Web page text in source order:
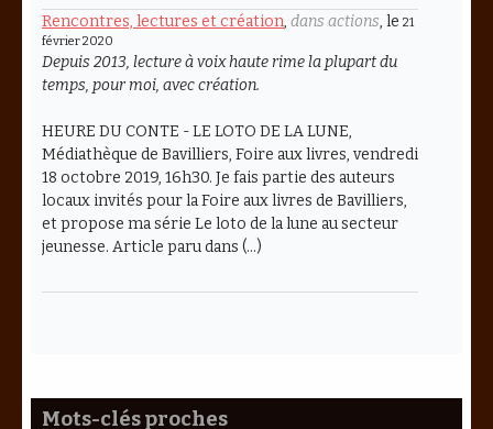
Rencontres, lectures et création, dans actions, le 21
février 2020
Depuis 2013, lecture à voix haute rime la plupart du
temps, pour moi, avec création.
HEURE DU CONTE - LE LOTO DE LA LUNE,
Médiathèque de Bavilliers, Foire aux livres, vendredi
18 octobre 2019, 16h30. Je fais partie des auteurs
locaux invités pour la Foire aux livres de Bavilliers,
et propose ma série Le loto de la lune au secteur
jeunesse. Article paru dans (…)
Mots-clés proches